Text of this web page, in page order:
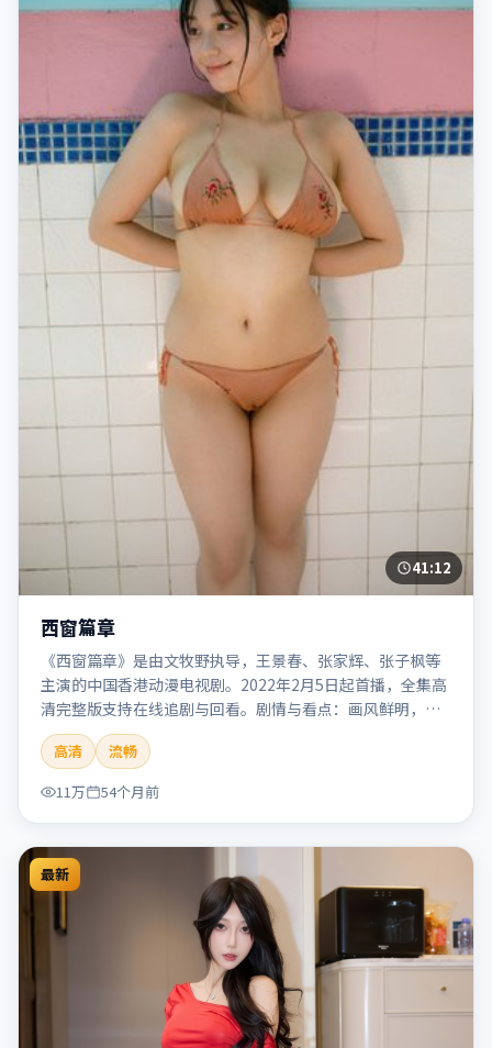
41:12
西窗篇章
《西窗篇章》是由文牧野执导，王景春、张家辉、张子枫等
主演的中国香港动漫电视剧。2022年2月5日起首播，全集高
清完整版支持在线追剧与回看。剧情与看点：画风鲜明，想
象力丰富，剧情适合青少年与动画爱好者。本片适合检索
「西窗篇章」「文牧野」「动漫」「中国香港」「2022」
「2022-02-05上映」等关键词的影迷阅读简介与主创信息。
高清
流畅
11万
54个月前
最新